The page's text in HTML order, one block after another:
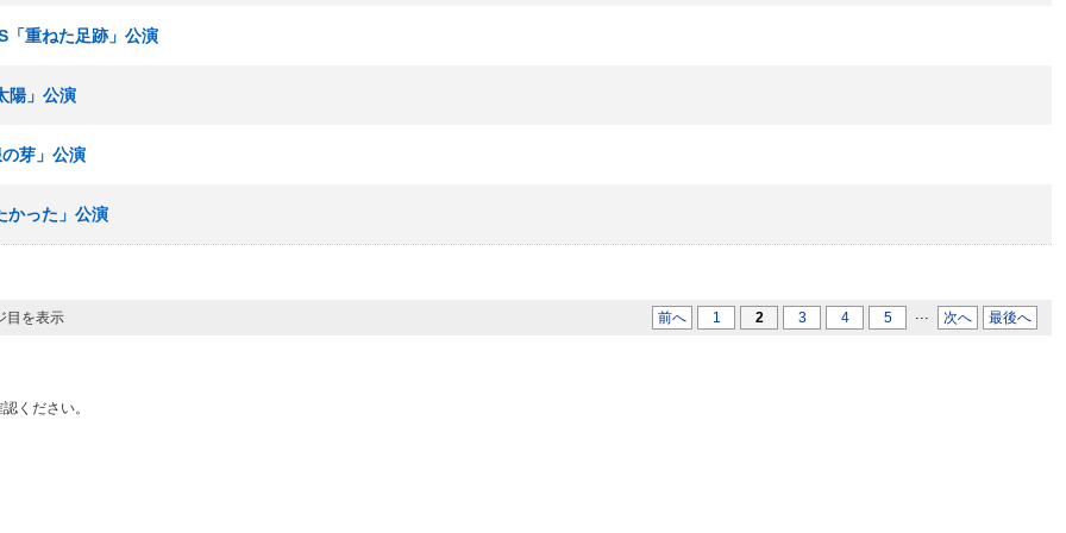
「重ねた足跡」公演
陽」公演
芽」公演
かった」公演
を表示 前へ 1 2 3 4 5 ... 次へ 最後へ
ください。